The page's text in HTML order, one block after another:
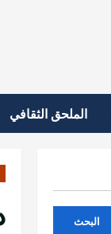
الملحق الثقافي
البحث